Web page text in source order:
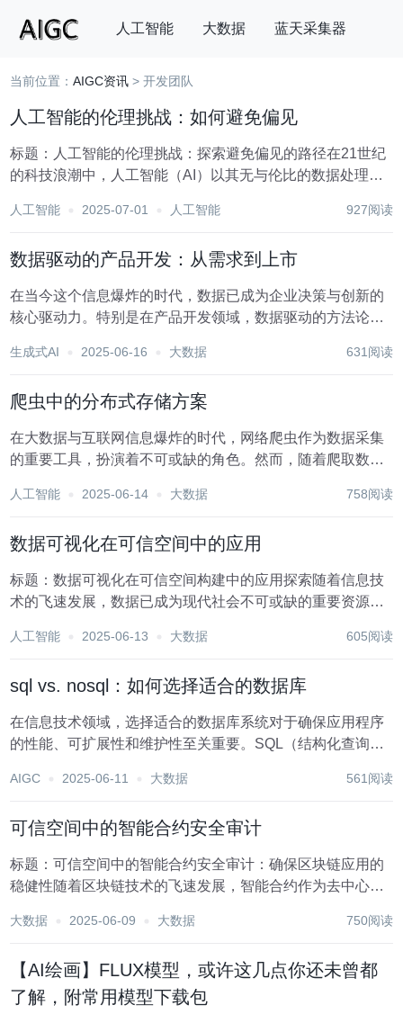
人工智能 大数据 蓝天采集器
搜索
当前位置：AIGC资讯 > 开发团队
人工智能的伦理挑战：如何避免偏见
标题：人工智能的伦理挑战：探索避免偏见的路径在21世纪
的科技浪潮中，人工智能（AI）以其无与伦比的数据处理能
疗健康、教育、金融到城市管理，无一不彰显其变革性的力
人工智能 2025-07-01 人工智能 927阅读
数据驱动的产品开发：从需求到上市
在当今这个信息爆炸的时代，数据已成为企业决策与创新的
核心驱动力。特别是在产品开发领域，数据驱动的方法论正
过程变革。这一过程不仅提高了产品开发效率，还极大地增
生成式AI 2025-06-16 大数据 631阅读
爬虫中的分布式存储方案
在大数据与互联网信息爆炸的时代，网络爬虫作为数据采集
的重要工具，扮演着不可或缺的角色。然而，随着爬取数据
处理效率低下等问题。为了应对这些挑战，分布式存储方案
人工智能 2025-06-14 大数据 758阅读
数据可视化在可信空间中的应用
标题：数据可视化在可信空间构建中的应用探索随着信息技
术的飞速发展，数据已成为现代社会不可或缺的重要资源。
据，成为提升决策质量与执行效率的关键。在此背景下，数
人工智能 2025-06-13 大数据 605阅读
sql vs. nosql：如何选择适合的数据库
在信息技术领域，选择适合的数据库系统对于确保应用程序
的性能、可扩展性和维护性至关重要。SQL（结构化查询语
要的数据库类型，它们各自具有独特的优势和适用场景。了
AIGC 2025-06-11 大数据 561阅读
可信空间中的智能合约安全审计
标题：可信空间中的智能合约安全审计：确保区块链应用的
稳健性随着区块链技术的飞速发展，智能合约作为去中心化
方式。智能合约是一段自动执行的程序代码，能够在满足特
大数据 2025-06-09 大数据 750阅读
【AI绘画】FLUX模型，或许这几点你还未曾都
了解，附常用模型下载包